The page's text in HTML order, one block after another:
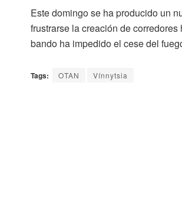
Este domingo se ha producido un
frustrarse la creación de
bando ha impedido el cese del
Tags: OTAN Vínnytsia